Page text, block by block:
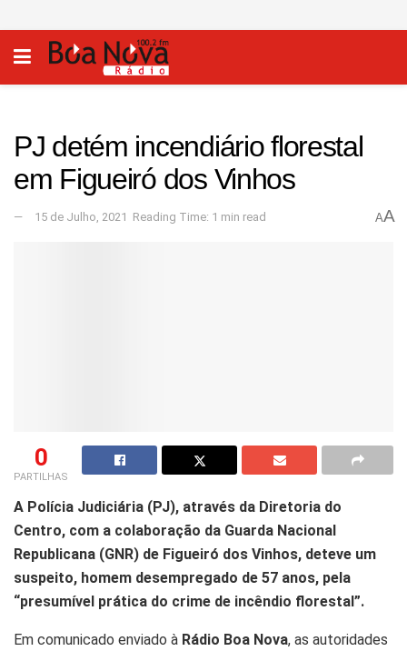
PJ detém incendiário florestal
em Figueiró dos Vinhos
15 de Julho, 2021 Reading Time: 1 min read AA
0
PARTILHAS
A Polícia Judiciária (PJ), através da Diretoria do
Centro, com a colaboração da Guarda Nacional
Republicana (GNR) de Figueiró dos Vinhos, deteve um
suspeito, homem desempregado de 57 anos, pela
“presumível prática do crime de incêndio florestal”.
Em comunicado enviado à Rádio Boa Nova, as autoridades